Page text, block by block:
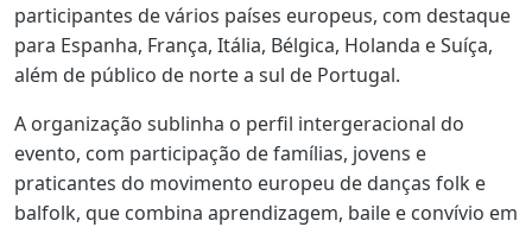
participantes de vários países europeus, com destaque
para Espanha, França, Itália, Bélgica, Holanda e Suíça,
além de público de norte a sul de Portugal.
A organização sublinha o perfil intergeracional do
evento, com participação de famílias, jovens e
praticantes do movimento europeu de danças folk e
balfolk, que combina aprendizagem, baile e convívio em